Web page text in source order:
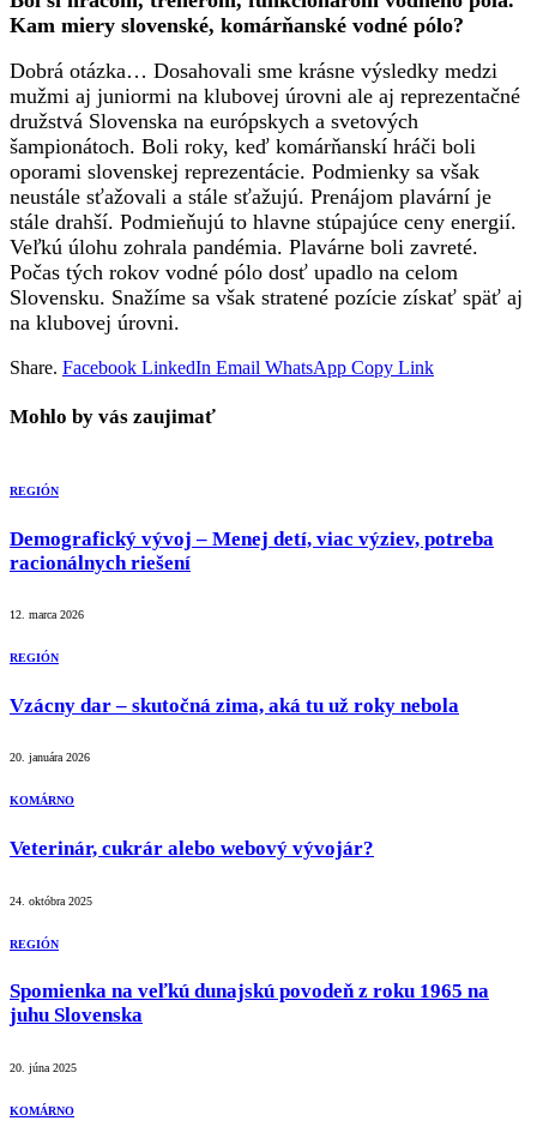
Kam miery slovenské, komárňanské vodné pólo?
Dobrá otázka… Dosahovali sme krásne výsledky medzi
mužmi aj juniormi na klubovej úrovni ale aj reprezentačné
družstvá Slovenska na európskych a svetových
šampionátoch. Boli roky, keď komárňanskí hráči boli
oporami slovenskej reprezentácie. Podmienky sa však
neustále sťažovali a stále sťažujú. Prenájom plavární je
stále drahší. Podmieňujú to hlavne stúpajúce ceny energií.
Veľkú úlohu zohrala pandémia. Plavárne boli zavreté.
Počas tých rokov vodné pólo dosť upadlo na celom
Slovensku. Snažíme sa však stratené pozície získať späť aj
na klubovej úrovni.
Share. Facebook LinkedIn Email WhatsApp Copy Link
Mohlo by vás zaujimať
REGIÓN
Demografický vývoj – Menej detí, viac výziev, potreba
racionálnych riešení
12. marca 2026
REGIÓN
Vzácny dar – skutočná zima, aká tu už roky nebola
20. januára 2026
KOMÁRNO
Veterinár, cukrár alebo webový vývojár?
24. októbra 2025
REGIÓN
Spomienka na veľkú dunajskú povodeň z roku 1965 na
juhu Slovenska
20. júna 2025
KOMÁRNO